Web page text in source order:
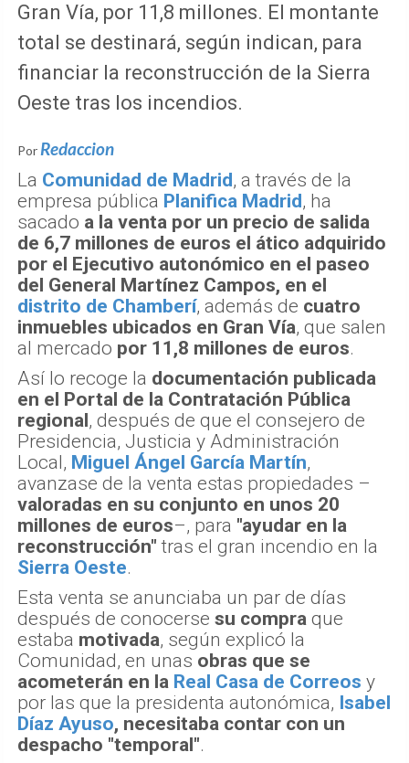
Gran Vía, por 11,8 millones. El montante
total se destinará, según indican, para
financiar la reconstrucción de la Sierra
Oeste tras los incendios.
Por Redaccion
La Comunidad de Madrid, a través de la
empresa pública Planifica Madrid, ha
sacado a la venta por un precio de salida
de 6,7 millones de euros el ático adquirido
por el Ejecutivo autonómico en el paseo
del General Martínez Campos, en el
distrito de Chamberí, además de cuatro
inmuebles ubicados en Gran Vía, que salen
al mercado por 11,8 millones de euros.
Así lo recoge la documentación publicada
en el Portal de la Contratación Pública
regional , después de que el consejero de
Presidencia, Justicia y Administración
Local, Miguel Ángel García Martín,
avanzase de la venta estas propiedades –
valoradas en su conjunto en unos 20
millones de euros–, para "ayudar en la
reconstrucción" tras el gran incendio en la
Sierra Oeste.
Esta venta se anunciaba un par de días
después de conocerse su compra que
estaba motivada, según explicó la
Comunidad, en unas obras que se
acometerán en la Real Casa de Correos y
por las que la presidenta autonómica, Isabel
Díaz Ayuso, necesitaba contar con un
despacho "temporal".